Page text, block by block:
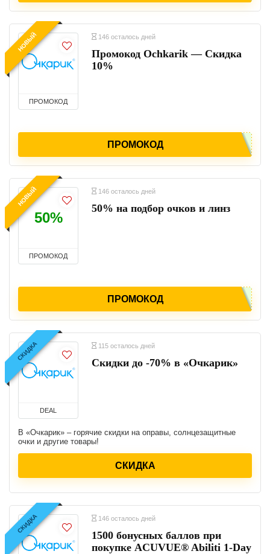
НОВЫЙ
ПРОМОКОД
146 осталось дней
Промокод Ochkarik — Скидка
10%
ПРОМОКОД
НОВЫЙ
50%
ПРОМОКОД
146 осталось дней
50% на подбор очков и линз
ПРОМОКОД
СКИДКА
DEAL
115 осталось дней
Скидки до -70% в «Очкарик»
В «Очкарик» – горячие скидки на оправы, солнцезащитные
очки и другие товары!
СКИДКА
СКИДКА 146 осталось дней
1500 бонусных баллов при
покупке ACUVUE® Abiliti 1-Day